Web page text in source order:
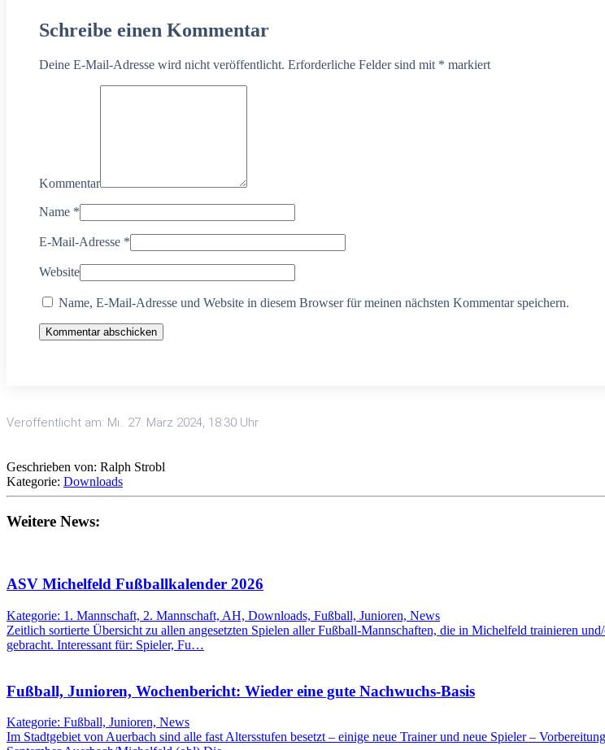
Schreibe einen Kommentar
Deine E-Mail-Adresse wird nicht veröffentlicht. Erforderliche Felder sind mit * markiert
Kommentar
Name *
E-Mail-Adresse *
Website
Name, E-Mail-Adresse und Website in diesem Browser für meinen nächsten Kommentar speichern.
Kommentar abschicken
Veröffentlicht am: Mi.. 27. März 2024, 18:30 Uhr
Geschrieben von: Ralph Strobl
Kategorie: Downloads
Weitere News:
ASV Michelfeld Fußballkalender 2026
Kategorie: 1. Mannschaft, 2. Mannschaft, AH, Downloads, Fußball, Junioren, News
Zeitlich sortierte Übersicht zu allen angesetzten Spielen aller Fußball-Mannschaften, die in Michelfeld trainieren
gebracht. Interessant für: Spieler, Fu…
Fußball, Junioren, Wochenbericht: Wieder eine gute Nachwuchs-Basis
Kategorie: Fußball, Junioren, News
Im Stadtgebiet von Auerbach sind alle fast Altersstufen besetzt – einige neue Trainer und neue Spieler –